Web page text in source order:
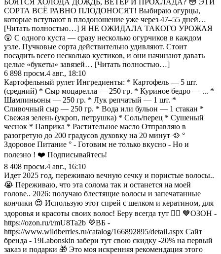
СОРТА ВСЁ РАВНО ПЛОДОНОСЯТ! Выбираю огурцы,
которые вступают в плодоношение уже через 47–55 дней…
[Читать полностью…] Я НЕ ОЖИДАЛА ТАКОГО УРОЖАЯ
😲 С одного куста — сразу несколько огурчиков в каждом
узле. Пучковые сорта действительно удивляют. Стоит
посадить всего несколько кустиков, и они начинают давать
целые «букеты» завязей… [Читать полностью…]
6 898 просм.4 авг., 18:10
Картофельный рулет Ингредиенты: * Картофель — 5 шт.
(средний) * Сыр моцарелла — 250 гр. * Куриное бедро — ... *
Шампиньоны — 250 гр. * Лук репчатый — 1 шт. *
Сливочный сыр — 250 гр. * Вода или бульон — 1 стакан *
Свежая зелень (укроп, петрушка) * Соль/перец * Сушеный
чеснок * Паприка * Растительное масло Отправляю в
разогретую до 200 градусов духовку на 20 минут 🥘 °
Здоровое Питание ° - Готовим не только вкусно - Но и
полезно ! ❤️ Подписывайтесь!
8 408 просм.4 авг., 16:10
Идет 2025 год, переживаю вечную сечку и пористые волосы..
😭 Переживаю, что эта солома так и останется на моей
голове.. 2026: получаю блестящие волосы и запечатанные
кончики 😍 Использую этот спрей с шелком и кератином, для
здоровья и красоты своих волос! Беру всегда тут 👇🏼 💙ОЗОН -
https://ozon.ru/t/mU8Ta2b 💜ВБ -
https://www.wildberries.ru/catalog/166892895/detail.aspx Сайт
бренда - 19Labonskin забери тут свою скидку -20% на первый
заказ и подарки 🎁 Это моя искренняя рекомендация этого